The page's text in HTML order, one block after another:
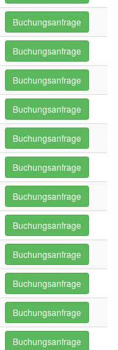
Buchungsanfrage
Buchungsanfrage
Buchungsanfrage
Buchungsanfrage
Buchungsanfrage
Buchungsanfrage
Buchungsanfrage
Buchungsanfrage
Buchungsanfrage
Buchungsanfrage
Buchungsanfrage
Buchungsanfrage